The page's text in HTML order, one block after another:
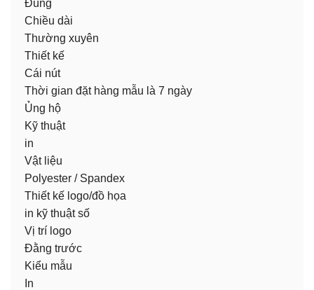
Đúng
Chiều dài
Thường xuyên
Thiết kế
Cái nút
Thời gian đặt hàng mẫu là 7 ngày
Ủng hộ
Kỹ thuật
in
Vật liệu
Polyester / Spandex
Thiết kế logo/đồ họa
in kỹ thuật số
Vị trí logo
Đằng trước
Kiểu mẫu
In